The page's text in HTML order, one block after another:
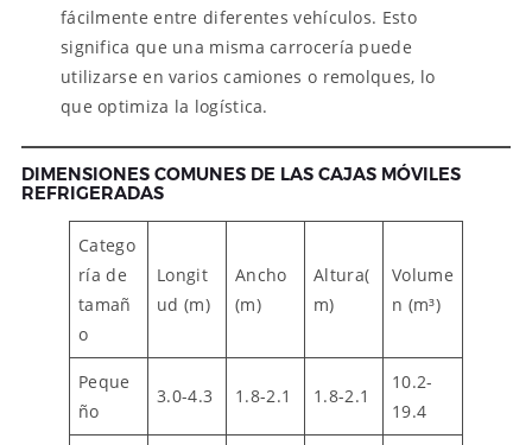
fácilmente entre diferentes vehículos. Esto
significa que una misma carrocería puede
utilizarse en varios camiones o remolques, lo
que optimiza la logística.
DIMENSIONES COMUNES DE LAS CAJAS MÓVILES
REFRIGERADAS
Catego
ría de
tamañ
o
Longit
ud (m)
Ancho
(m)
Altura(
m)
Volume
n (m³)
Peque
ño
3.0-4.3 1.8-2.1 1.8-2.1
10.2-
19.4